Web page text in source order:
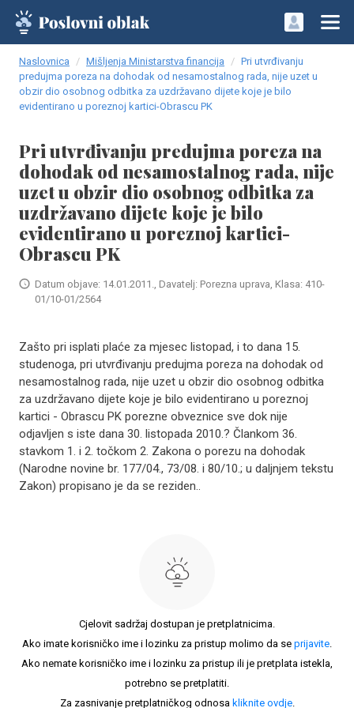
Naslovnica Mišljenja Ministarstva financija
Pri utvrđivanju
predujma poreza na dohodak od nesamostalnog rada, nije uzet u
obzir dio osobnog odbitka za uzdržavano dijete koje je bilo
evidentirano u poreznoj kartici-Obrascu PK
Pri utvrđivanju predujma poreza na
dohodak od nesamostalnog rada, nije
uzet u obzir dio osobnog odbitka za
uzdržavano dijete koje je bilo
evidentirano u poreznoj kartici-
Obrascu PK
Datum objave: 14.01.2011., Davatelj: Porezna uprava, Klasa: 410-
01/10-01/2564
Zašto pri isplati plaće za mjesec listopad, i to dana 15.
studenoga, pri utvrđivanju predujma poreza na dohodak od
nesamostalnog rada, nije uzet u obzir dio osobnog odbitka
za uzdržavano dijete koje je bilo evidentirano u poreznoj
kartici - Obrascu PK porezne obveznice sve dok nije
odjavljen s iste dana 30. listopada 2010.? Člankom 36.
stavkom 1. i 2. točkom 2. Zakona o porezu na dohodak
(Narodne novine br. 177/04., 73/08. i 80/10.; u daljnjem tekstu
Zakon) propisano je da se reziden..
Cjelovit sadržaj dostupan je pretplatnicima.
Ako imate korisničko ime i lozinku za pristup molimo da se prijavite.
Ako nemate korisničko ime i lozinku za pristup ili je pretplata istekla,
potrebno se pretplatiti.
Za zasnivanje pretplatničkog odnosa kliknite ovdje.